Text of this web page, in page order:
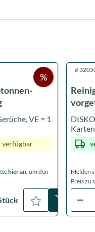
VE = 1
verfügbar
hieran, um den
#
DISKO
Karten
Melden
Preis zu